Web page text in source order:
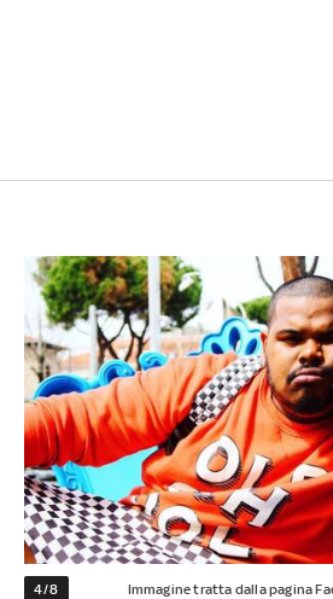
4/8 Immagine tratta dalla pagina